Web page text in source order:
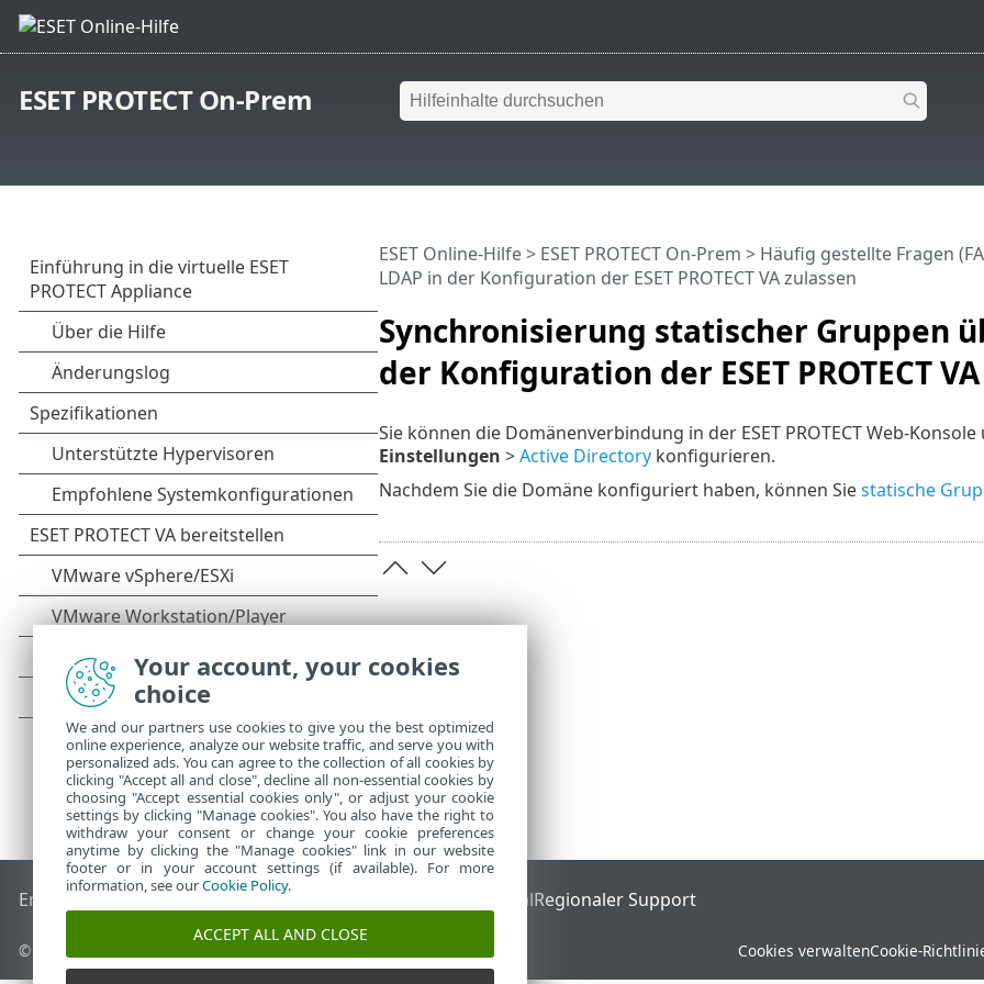
ESET PROTECT On-Prem
Synchronisierung statischer Gruppen
der Konfiguration der ESET PROTECT
ESET Online-Hilfe> ESET PROTECT On-Prem > Häufig gestellte Fragen
LDAP in der Konfiguration der ESET PROTECT VA zulassen
Sie können die Domänenverbindung in der ESET PROTECT Web-
Einstellungen >Active Directorykonfigurieren.
Nachdem Sie die Domäne konfiguriert haben, können Siestatische
End of Life ESET KnowledgebaseESET-Forum ESET Status PortalRegionaler Support
© 1992 - 2026 ESET, spol. s r. o. - Alle Rechte vorbehalten. Cookies verwaltenCookie-
Your account, your cookies
choice
We and our partners use cookies to give you the best optimized
online experience, analyze our website traffic, and serve you with
personalized ads. You can agree to the collection of all cookies by
clicking "Accept all and close", decline all non-essential cookies by
choosing "Accept essential cookies only", or adjust your cookie
settings by clicking "Manage cookies". You also have the right to
withdraw your consent or change your cookie preferences
anytime by clicking the "Manage cookies" link in our website
footer or in your account settings (if available). For more
information, see ourCookie Policy.
ACCEPT ALL AND CLOSE